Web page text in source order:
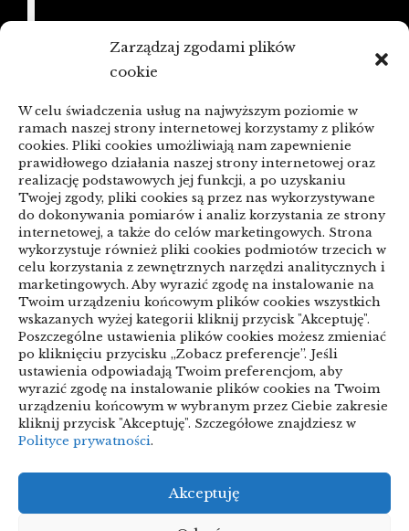
Zarządzaj zgodami plików
cookie
W celu świadczenia usług na najwyższym poziomie w
ramach naszej strony internetowej korzystamy z plików
cookies. Pliki cookies umożliwiają nam zapewnienie
prawidłowego działania naszej strony internetowej oraz
realizację podstawowych jej funkcji, a po uzyskaniu
Twojej zgody, pliki cookies są przez nas wykorzystywane
do dokonywania pomiarów i analiz korzystania ze strony
internetowej, a także do celów marketingowych. Strona
wykorzystuje również pliki cookies podmiotów trzecich w
celu korzystania z zewnętrznych narzędzi analitycznych i
marketingowych. Aby wyrazić zgodę na instalowanie na
Twoim urządzeniu końcowym plików cookies wszystkich
wskazanych wyżej kategorii kliknij przycisk "Akceptuję".
Poszczególne ustawienia plików cookies możesz zmieniać
po kliknięciu przycisku „Zobacz preferencje”. Jeśli
ustawienia odpowiadają Twoim preferencjom, aby
wyrazić zgodę na instalowanie plików cookies na Twoim
urządzeniu końcowym w wybranym przez Ciebie zakresie
kliknij przycisk "Akceptuję". Szczegółowe znajdziesz w
Polityce prywatności.
Akceptuję
KSeF a zaległe faktury: porządkowanie
przed zmianą
linki z nap
Categories
ARTYKUŁ SPONSOROWANY
Biznes & Finanse
Budownictwo & Przemysł Dom & Ogród
Edukacja & Rozrywka Inne
Motoryzacja Sport & Turystyka
Technologie Uroda & Lifestyle Usługi
Zdrowie
Polityka plików cookies (EU)